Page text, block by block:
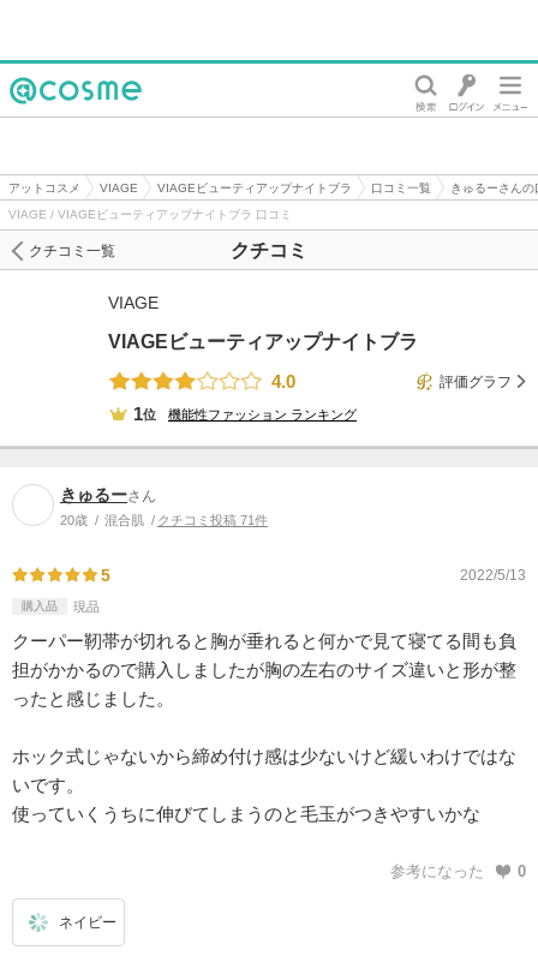
アットコスメ VIAGE VIAGEビューティアップナイトブラ 口コミ一覧
きゅるーさんの
VIAGE / VIAGEビューティアップナイトブラ 口コミ
クチコミ
クチコミ一覧
VIAGE
VIAGEビューティアップナイトブラ
4.0
評価グラフ
1位 機能性ファッション ランキング
きゅるーさん
20歳 混合肌 クチコミ投稿 71件
5 2022/5/13
購入品 現品
クーパー靭帯が切れると胸が垂れると何かで見て寝てる間も負
担がかかるので購入しましたが胸の左右のサイズ違いと形が整
ったと感じました。
ホック式じゃないから締め付け感は少ないけど緩いわけではな
いです。
使っていくうちに伸びてしまうのと毛玉がつきやすいかな
参考になった 0
ネイビー